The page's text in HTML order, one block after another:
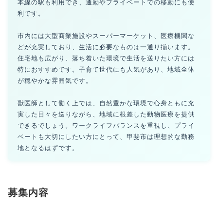
本線の駅も利用でき、通勤やプライベートでの移動にも便
利です。
市内には大型商業施設やスーパーマーケット、医療機関な
どが充実しており、生活に必要なものは一通り揃います。
住宅地も広がり、落ち着いた環境で生活を送りたい方には
特におすすめです。子育て世代にも人気があり、地域全体
が穏やかな雰囲気です。
獣医師として働く上では、自然豊かな環境で心身ともに充
実した日々を送りながら、地域に根差した動物医療を提供
できるでしょう。ワークライフバランスを重視し、プライ
ベートも大切にしたい方にとって、甲斐市は理想的な勤務
地となるはずです。
募集内容